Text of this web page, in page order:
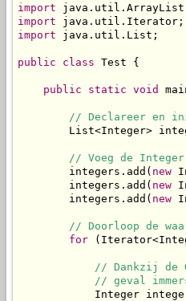
import
import
import java.util.List;
public class Test {
public static void
// Declareer en
List<Integer>
// Voeg de Integer
        integers.add(
new
        integers.add(
new
        integers.add(
new
// Doorloop de
for
// Dankzij de
// geval
Integer